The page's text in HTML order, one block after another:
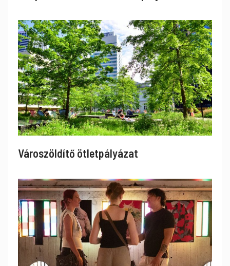
Városzöldítő ötletpályázat